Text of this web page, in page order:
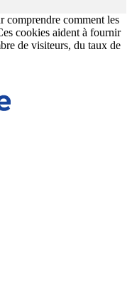
comprendre comment les
cookies aident à fournir
de visiteurs, du taux de